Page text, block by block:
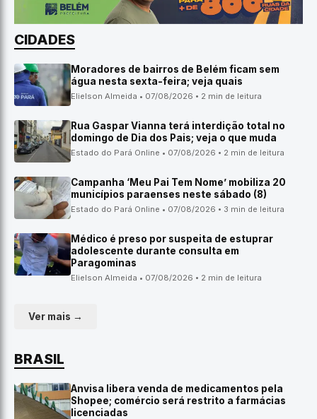
CIDADES
Moradores de bairros de Belém ficam sem
água nesta sexta-feira; veja quais
Elielson Almeida • 07/08/2026 • 2 min de leitura
Rua Gaspar Vianna terá interdição total no
domingo de Dia dos Pais; veja o que muda
Estado do Pará Online • 07/08/2026 • 2 min de leitura
Campanha ‘Meu Pai Tem Nome’ mobiliza 20
municípios paraenses neste sábado (8)
Estado do Pará Online • 07/08/2026 • 3 min de leitura
Médico é preso por suspeita de estuprar
adolescente durante consulta em
Paragominas
Elielson Almeida • 07/08/2026 • 2 min de leitura
Ver mais →
BRASIL
Anvisa libera venda de medicamentos pela
Shopee; comércio será restrito a farmácias
licenciadas